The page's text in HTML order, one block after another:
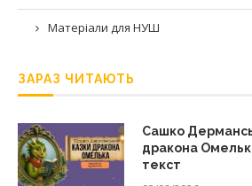
Матеріали для НУШ
ЗАРАЗ ЧИТАЮТЬ
Сашко
дракона
текст